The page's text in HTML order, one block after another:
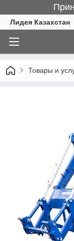
Лидея Казахстан
Товары и